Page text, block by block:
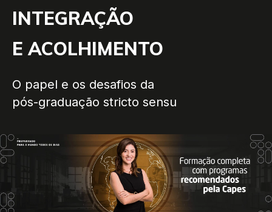
INTEGRAÇÃO
E ACOLHIMENTO
O papel e os desafios da
pós-graduação stricto sensu